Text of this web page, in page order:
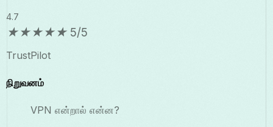
4.7
★★★★★ 5/5
TrustPilot
நிறுவனம்
VPN என்றால் என்ன?